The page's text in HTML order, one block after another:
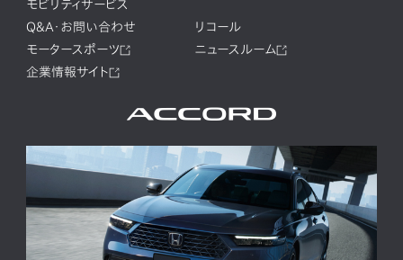
モビリティサービス
Q&A・お問い合わせ
リコール
モータースポーツ
ニュースルーム
企業情報サイト